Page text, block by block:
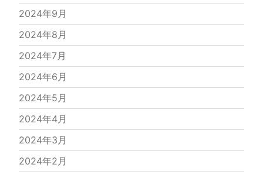
2024年9月
2024年8月
2024年7月
2024年6月
2024年5月
2024年4月
2024年3月
2024年2月